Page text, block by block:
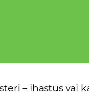
– ihastus vai